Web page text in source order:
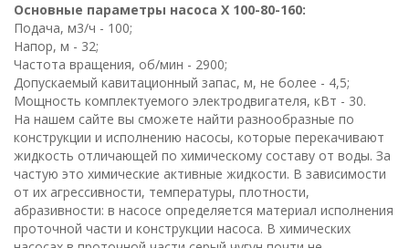
Основные параметры насоса Х 100-80-160:
Подача, м3/ч - 100;
Напор, м - 32;
Частота вращения, об/мин - 2900;
Допускаемый кавитационный запас, м, не более - 4,5;
Мощность комплектуемого электродвигателя, кВт - 30.
На нашем сайте вы сможете найти разнообразные по
конструкции и исполнению насосы, которые перекачивают
жидкость отличающей по химическому составу от воды. За
частую это химические активные жидкости. В зависимости
от их агрессивности, температуры, плотности,
абразивности: в насосе определяется материал исполнения
проточной части и конструкции насоса. В химических